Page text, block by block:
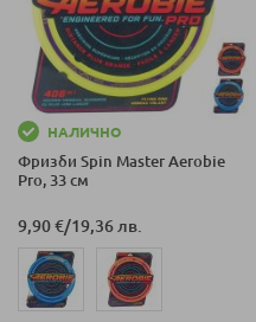
НАЛИЧНО
Фризби Spin Master Aerobie
Pro, 33 см
9,90 €/19,36 лв.